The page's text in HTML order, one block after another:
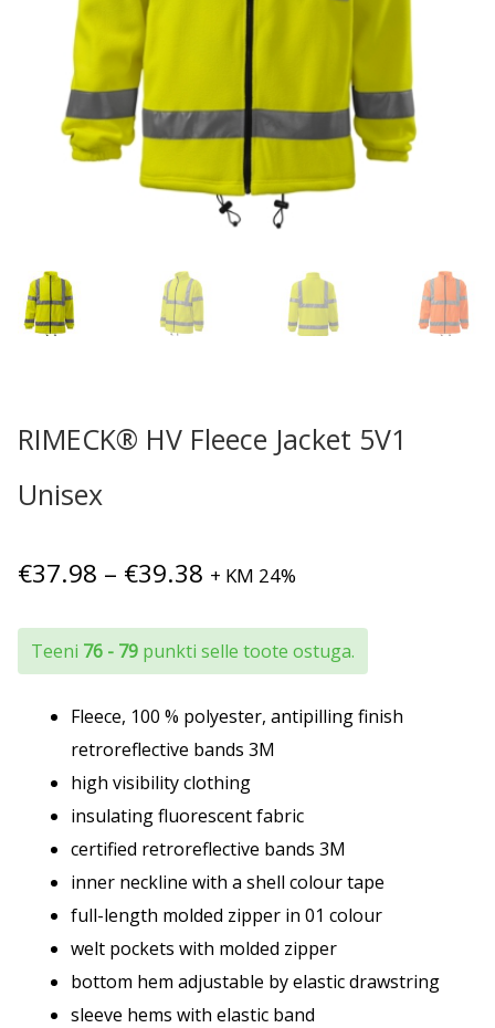
RIMECK® HV Fleece Jacket 5V1
Unisex
€37.98 – €39.38 Hinnavahemik:
kuni
€39.38
+ KM 24%
Teeni 76 - 79 punkti selle toote ostuga.
Fleece, 100 % polyester, antipilling finish
retroreflective bands 3M
high visibility clothing
insulating fluorescent fabric
certified retroreflective bands 3M
inner neckline with a shell colour tape
full-length molded zipper in 01 colour
welt pockets with molded zipper
bottom hem adjustable by elastic drawstring
sleeve hems with elastic band